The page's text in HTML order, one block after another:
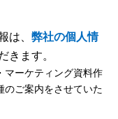
は、 弊社の個人情
きます。
マーケティング資料作
のご案内をさせていた